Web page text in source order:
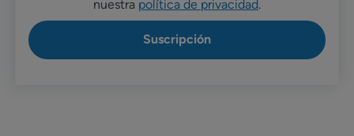
nuestra política de privacidad.